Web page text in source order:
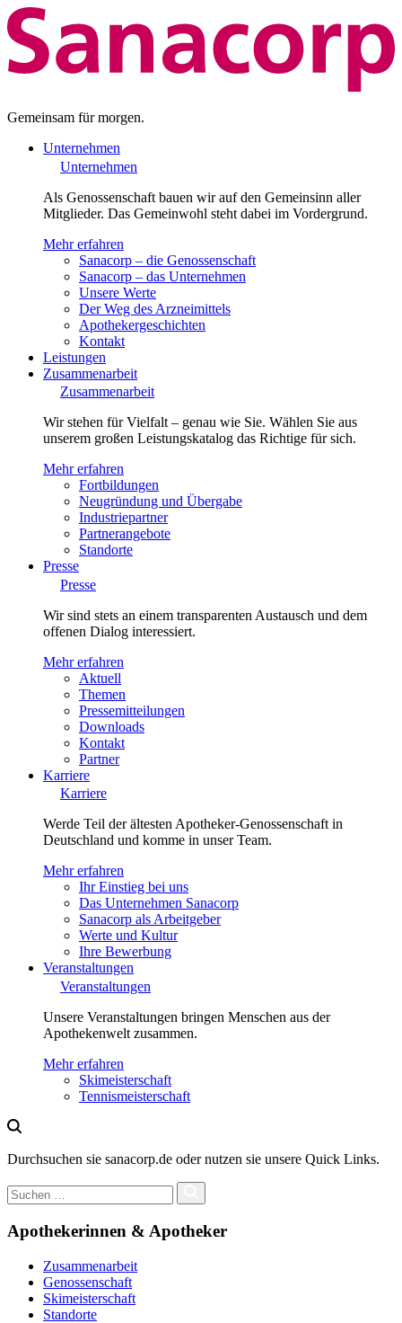
Gemeinsam für morgen.
Unternehmen
Unternehmen
Als Genossenschaft bauen wir auf den Gemeinsinn aller
Mitglieder. Das Gemeinwohl steht dabei im Vordergrund.
Mehr erfahren
Sanacorp – die Genossenschaft
Sanacorp – das Unternehmen
Unsere Werte
Der Weg des Arzneimittels
Apothekergeschichten
Kontakt
Leistungen
Zusammenarbeit
Zusammenarbeit
Wir stehen für Vielfalt – genau wie Sie. Wählen Sie aus
unserem großen Leistungskatalog das Richtige für sich.
Mehr erfahren
Fortbildungen
Neugründung und Übergabe
Industriepartner
Partnerangebote
Standorte
Presse
Presse
Wir sind stets an einem transparenten Austausch und dem
offenen Dialog interessiert.
Mehr erfahren
Aktuell
Themen
Pressemitteilungen
Downloads
Kontakt
Partner
Karriere
Karriere
Werde Teil der ältesten Apotheker-Genossenschaft in
Deutschland und komme in unser Team.
Mehr erfahren
Ihr Einstieg bei uns
Das Unternehmen Sanacorp
Sanacorp als Arbeitgeber
Werte und Kultur
Ihre Bewerbung
Veranstaltungen
Veranstaltungen
Unsere Veranstaltungen bringen Menschen aus der
Apothekenwelt zusammen.
Mehr erfahren
Skimeisterschaft
Tennismeisterschaft
Durchsuchen sie sanacorp.de oder nutzen sie unsere Quick Links.
Apothekerinnen & Apotheker
Zusammenarbeit
Genossenschaft
Skimeisterschaft
Standorte